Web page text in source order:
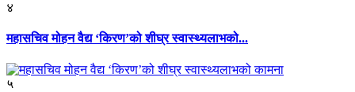
४
महासचिव मोहन वैद्य ‘किरण’को शीघ्र स्वास्थ्यलाभको...
५